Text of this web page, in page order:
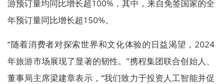
游预订量均同比增长超100%，其中，来自免签国家的全
年预订量同比增长超150%。
“随着消费者对探索世界和文化体验的日益渴望，2024
年旅游市场展现了显著的韧性。”携程集团联合创始人、
董事局主席梁建章表示，“我们致力于投资人工智能并促